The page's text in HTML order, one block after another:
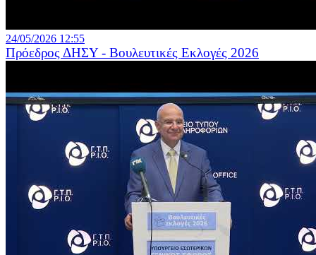
24/05/2026 12:55
Πρόεδρος ΔΗΣΥ - Βουλευτικές Εκλογές 2026